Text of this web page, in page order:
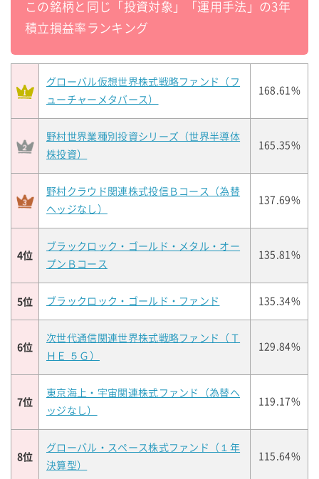
この銘柄と同じ「投資対象」「運用手法」の3年
積立損益率ランキング
グローバル仮想世界株式戦略ファンド（フ
ューチャーメタバース）
168.61%
野村世界業種別投資シリーズ（世界半導体
株投資）
165.35%
野村クラウド関連株式投信Ｂコース（為替
ヘッジなし）
137.69%
4位
ブラックロック・ゴールド・メタル・オー
プンＢコース
135.81%
5位 ブラックロック・ゴールド・ファンド 135.34%
6位
次世代通信関連世界株式戦略ファンド（Ｔ
ＨＥ ５Ｇ）
129.84%
7位
東京海上・宇宙関連株式ファンド（為替ヘ
ッジなし）
119.17%
8位
グローバル・スペース株式ファンド（１年
決算型）
115.64%